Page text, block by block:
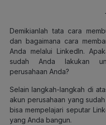
Demikianlah tata cara
dan bagaimana cara
Anda melalui LinkedIn.
sudah Anda lakukan
perusahaan Anda?
Selain langkah-langkah di
akun perusahaan yang
bisa mempelajari seputar
yang Anda bangun.